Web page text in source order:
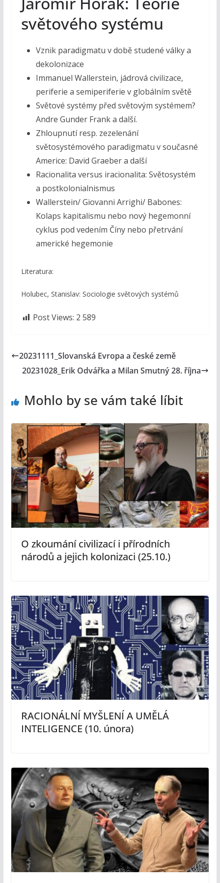
světového systému
Vznik paradigmatu v době studené války a
dekolonizace
Immanuel Wallerstein, jádrová civilizace,
periferie a semiperiferie v globálním světě
Světové systémy před světovým systémem?
Andre Gunder Frank a další.
Zhloupnutí resp. zezelenání
světosystémového paradigmatu v současné
Americe: David Graeber a další
Racionalita versus iracionalita: Světosystém
a postkolonialnismus
Wallerstein/ Giovanni Arrighi/ Babones:
Kolaps kapitalismu nebo nový hegemonní
cyklus pod vedením Číny nebo přetrvání
americké hegemonie
Literatura:
Holubec, Stanislav: Sociologie světových systémů
Post Views: 2 589
20231111_Slovanská Evropa a české země
20231028_Erik Odvářka a Milan Smutný 28. října
Mohlo by se vám také líbit
O zkoumání civilizací i přírodních
národů a jejich kolonizaci (25.10.)
RACIONÁLNÍ MYŠLENÍ A UMĚLÁ
INTELIGENCE (10. února)